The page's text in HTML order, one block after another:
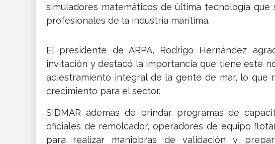
simuladores matemáticos de última tecnología
profesionales de la industria marítima.
El presidente de ARPA, Rodrigo Hernández
invitación y destacó la importancia que tiene este
adiestramiento integral de la gente de mar, lo que
crecimiento para el sector.
SIDMAR además de brindar programas de
oficiales de remolcador, operadores de equipo
para realizar maniobras de validación y